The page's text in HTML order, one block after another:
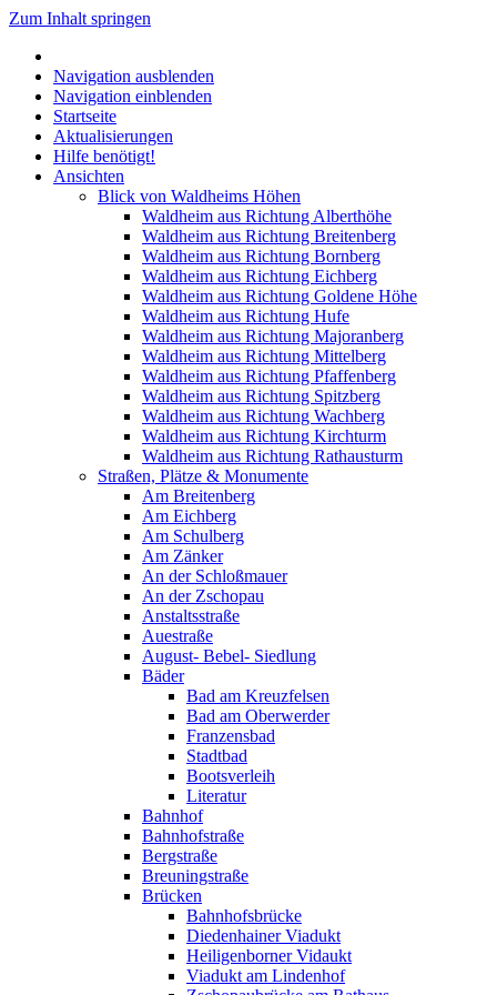
Zum Inhalt springen
Navigation ausblenden
Navigation einblenden
Startseite
Aktualisierungen
Hilfe benötigt!
Ansichten
Blick von Waldheims Höhen
Waldheim aus Richtung Alberthöhe
Waldheim aus Richtung Breitenberg
Waldheim aus Richtung Bornberg
Waldheim aus Richtung Eichberg
Waldheim aus Richtung Goldene Höhe
Waldheim aus Richtung Hufe
Waldheim aus Richtung Majoranberg
Waldheim aus Richtung Mittelberg
Waldheim aus Richtung Pfaffenberg
Waldheim aus Richtung Spitzberg
Waldheim aus Richtung Wachberg
Waldheim aus Richtung Kirchturm
Waldheim aus Richtung Rathausturm
Straßen, Plätze & Monumente
Am Breitenberg
Am Eichberg
Am Schulberg
Am Zänker
An der Schloßmauer
An der Zschopau
Anstaltsstraße
Auestraße
August- Bebel- Siedlung
Bäder
Bad am Kreuzfelsen
Bad am Oberwerder
Franzensbad
Stadtbad
Bootsverleih
Literatur
Bahnhof
Bahnhofstraße
Bergstraße
Breuningstraße
Brücken
Bahnhofsbrücke
Diedenhainer Viadukt
Heiligenborner Vidaukt
Viadukt am Lindenhof